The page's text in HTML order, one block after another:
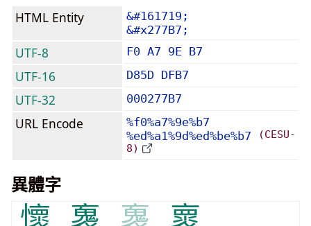
HTML Entity
&#161719;
&#x277B7;
UTF-8 F0 A7 9E B7
UTF-16 D85D DFB7
UTF-32 000277B7
URL Encode
%f0%a7%9e%b7
%ed%a1%9d%ed%be%b7
(CESU-
8)
異體字
懷 褢 褢 褱